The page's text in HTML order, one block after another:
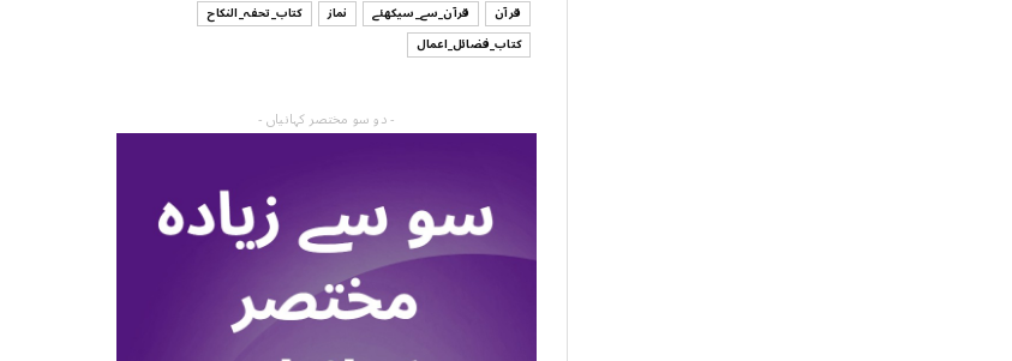
قرآن
قرآن_سے_سیکھئے نماز
کتاب_تحفہ_النکاح
کتاب_فضائل_اعمال
- دو سو مختصر کہانیاں -